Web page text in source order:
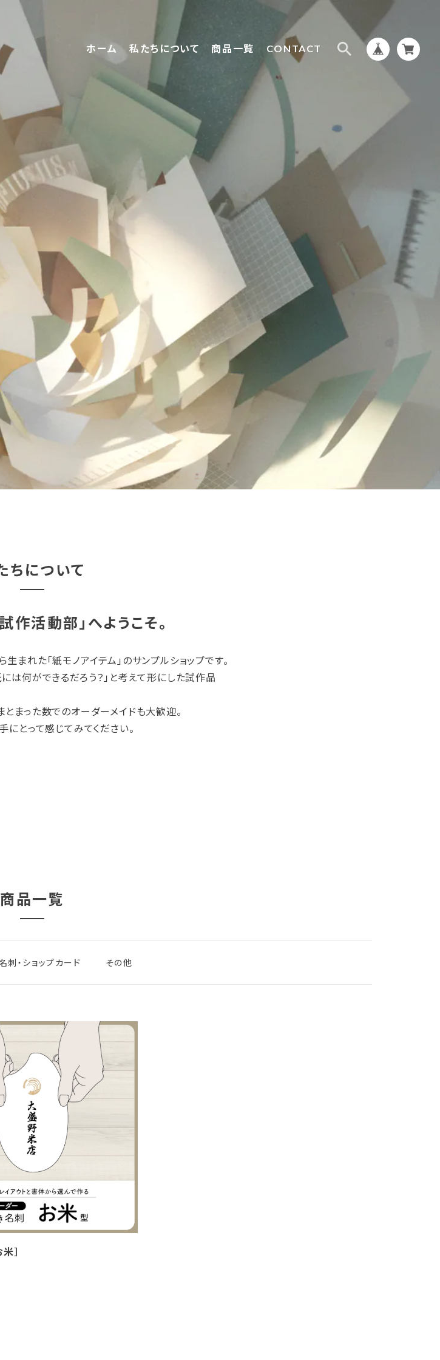
ホーム 私たちについて 商品一覧 CONTACT
ちについて
作活動部」へようこそ。
まれた「紙モノアイテム」のサンプルショップです。
は何ができるだろう？」と考えて形にした試作品
まった数でのオーダーメイドも大歓迎。
にとって感じてみてください。
商品一覧
刺・ショップカード その他
］